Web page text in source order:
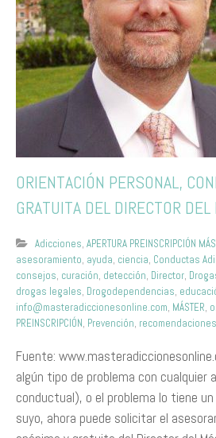
ORIENTACIÓN PERSONAL,
GRATUITA DEL DIRECTOR
Adicciones, APERTURA PREINSCRIPCIÓN
asesoramiento, ayuda, ciencia, Conductas
consejos, curación, detección, Director,
drogas legales, Drogodependencias,
info@masteradiccionesonline.com, MÁSTER,
PREINSCRIPCIÓN, Prevención, recomendaciones
​Fuente:
algún tipo de problema con cualquier
conductual), o el problema lo tiene
suyo, ahora puede solicitar el